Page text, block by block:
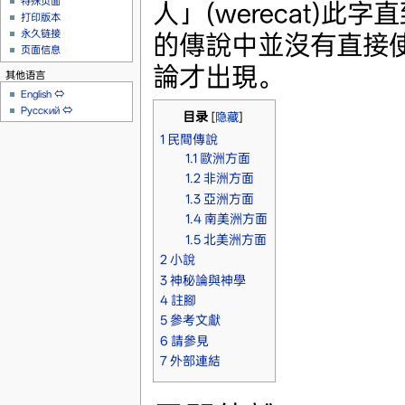
人」(werecat)此字直
的傳說中並沒有直接
論才出現。
目录[隐藏]
1 民間傳說
1.1 歐洲方面
1.2非洲方面
1.3 亞洲方面
1.4南美洲方面
1.5 北美洲方面
2 小說
3 神秘論與神學
4 註腳
5 參考文獻
6 請參見
7 外部連結
打印版本
永久链接
页面信息
其他语言
English ⇔
Русский ⇔